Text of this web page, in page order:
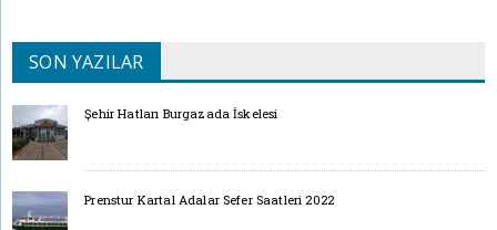
SON YAZILAR
Şehir Hatları Burgazada İskelesi
Prenstur Kartal Adalar Sefer Saatleri 2022